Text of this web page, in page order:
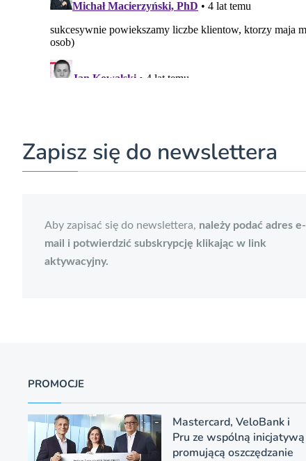
Zapisz się do newslettera
Aby zapisać się do newslettera, należy podać adres e-
mail i potwierdzić subskrypcję klikając w link
aktywacyjny.
PROMOCJE
Mastercard, VeloBank i
Pru ze wspólną inicjatywą
promującą oszczędzanie